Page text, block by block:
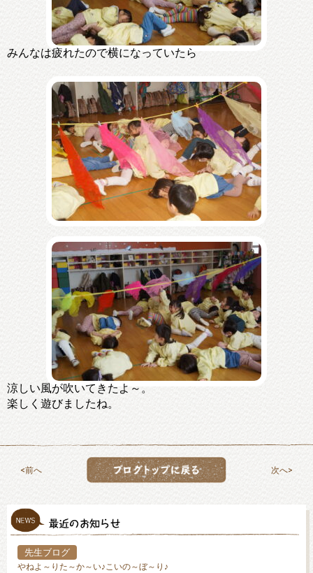
みんなは疲れたので横になっていたら
涼しい風が吹いてきたよ～。
楽しく遊びましたね。
前へ 次へ
先生ブログ
やねよ～りた～か～い♪こいの～ぼ～り♪